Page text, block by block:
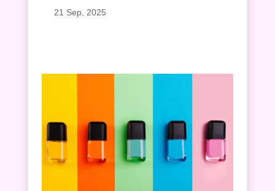
21 Sep, 2025